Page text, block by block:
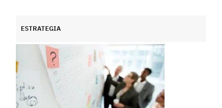
ESTRATEGIA